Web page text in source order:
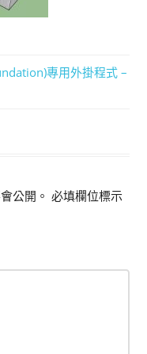
專用外掛程式 –
公開。 必填欄位標示